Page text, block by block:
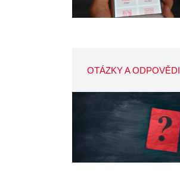
OTÁZKY A ODPOVĚDI